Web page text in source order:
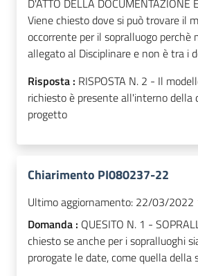
D'ATTO DELLA DOCUMENTAZIONE
Viene chiesto dove si può trovare il
occorrente per il sopralluogo perchè
allegato al Disciplinare e non è tra i
Risposta : RISPOSTA N. 2 - Il
richiesto è presente all'interno della
progetto
Chiarimento PI080237-22
Ultimo aggiornamento: 22/03/2022
Domanda : QUESITO N. 1 -
chiesto se anche per i sopralluoghi
prorogate le date, come quella della